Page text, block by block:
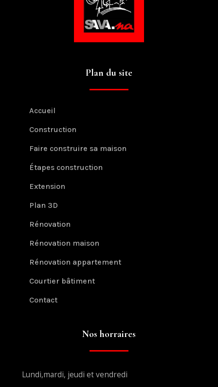
Plan du site
Accueil
Construction
Faire construire sa maison
Étapes construction
Extension
Plan 3D
Rénovation
Rénovation maison
Rénovation appartement
Courtier bâtiment
Contact
Nos horraires
Lundi,mardi, jeudi et vendredi